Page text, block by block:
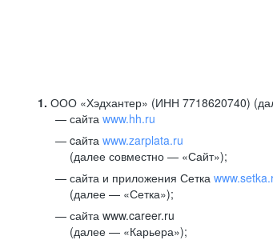
1. ООО «Хэдхантер» (ИНН 7718620740)
сайта www.hh.ru
cайта www.zarplata.ru
(далее совместно — «Сайт»);
сайта и приложения Сетка
(далее — «Сетка»);
сайта www.career.ru
(далее — «Карьера»);